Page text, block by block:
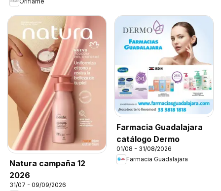
Natura campaña 12
2026
31/07 - 09/09/2026
Farmacia Guadalajara
catálogo Dermo
01/08 - 31/08/2026
Farmacia Guadalajara